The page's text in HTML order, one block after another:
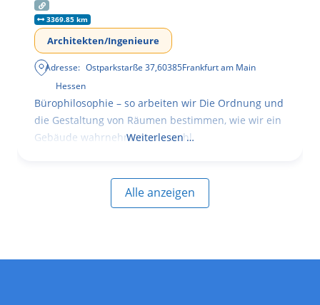
3369.85 km
Architekten/Ingenieure
Adresse: Ostparkstarße 37,60385Frankfurt am Main
Hessen
Bürophilosophie – so arbeiten wir Die Ordnung und
die Gestaltung von Räumen bestimmen, wie wir ein
Gebäude wahrnehmen, wie wohl
Weiterlesen …
Alle anzeigen